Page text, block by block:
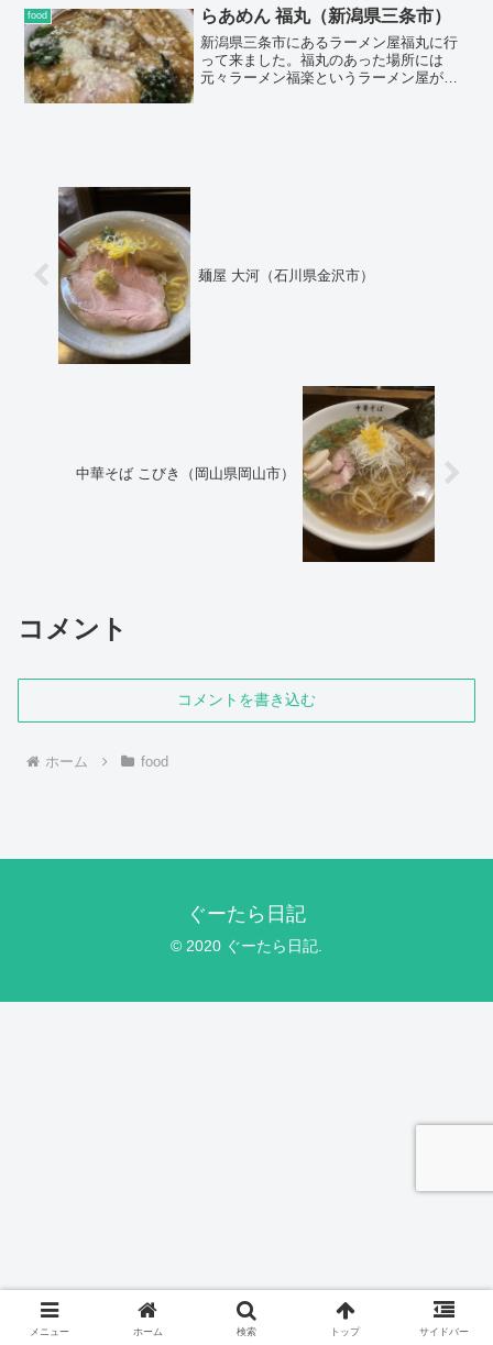
ェーン店です。私も今までは175線沿いの
玉津インター近くに有る西神戸店によく
行っていました。
food らあめん 福丸（新潟県三条市）
新潟県三条市にあるラーメン屋福丸に行
って来ました。福丸のあった場所には
元々ラーメン福楽というラーメン屋があ
麺屋 大河（石川県金沢市）
中華そば こびき（岡山県岡山市）
コメント
コメントを書き込む
ホーム food
ぐーたら日記
© 2020 ぐーたら日記.
メニュー ホーム 検索 トップ サイドバー